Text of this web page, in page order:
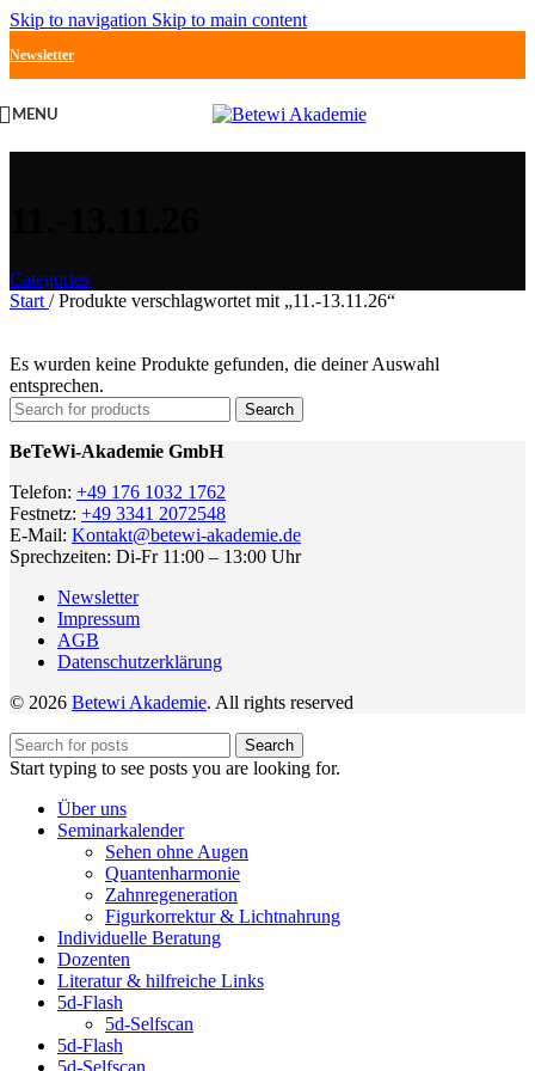
Skip to navigation Skip to main content
Newsletter
MENU
Categories
Start / Produkte verschlagwortet mit „11.-13.11.26“
Es wurden keine Produkte gefunden, die deiner Auswahl
entsprechen.
Search
BeTeWi-Akademie GmbH
Telefon: +49 176 1032 1762
Festnetz: +49 3341 2072548
E-Mail: Kontakt@betewi-akademie.de
Sprechzeiten: Di-Fr 11:00 – 13:00 Uhr
Newsletter
Impressum
AGB
Datenschutzerklärung
© 2026 Betewi Akademie. All rights reserved
Search
Start typing to see posts you are looking for.
Über uns
Seminarkalender
Sehen ohne Augen
Quantenharmonie
Zahnregeneration
Figurkorrektur & Lichtnahrung
Individuelle Beratung
Dozenten
Literatur & hilfreiche Links
5d-Flash
5d-Selfscan
5d-Flash
5d-Selfscan